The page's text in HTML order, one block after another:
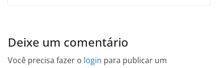
Deixe um comentário
Você precisa fazer o login para publicar um